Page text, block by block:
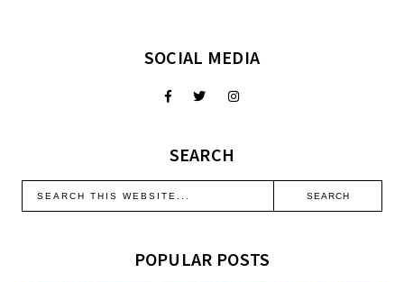
SOCIAL MEDIA
SEARCH
POPULAR POSTS